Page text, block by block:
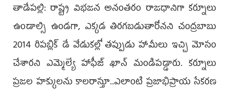
తాడేపల్లి: రాష్ట్ర విభజన అనంతరం రాజధానిగా కర్నూలు
ఉండాల్సి ఉండగా, ఎక్కడ తిరగబడుతారోనని చంద్రబాబు
2014 రిపబ్లిక్‌ డే వేడుకల్లో తప్పుడు హామీలు ఇచ్చి మోసం
చేశారని ఎమ్మెల్యే హాఫీజ్‌ ఖాన్‌ మండిపడ్డారు. కర్నూలు
ప్రజల హక్కులను కాలరాస్తూ..ఎలాంటి ప్రజాభిప్రాయ సేకరణ